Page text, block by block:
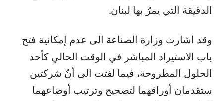
الدقيقة التي يمرّ بها لبنان.
وقد اشارت وزارة الصناعة الى عدم إمكانية فتح
باب الاستيراد المباشر في الوقت الحالي كأحد
الحلول المطروحة، فيما لفتت الى أنّ شركتين
ستقدمان أوراقهما لتصحيح وترتيب أوضاعهما